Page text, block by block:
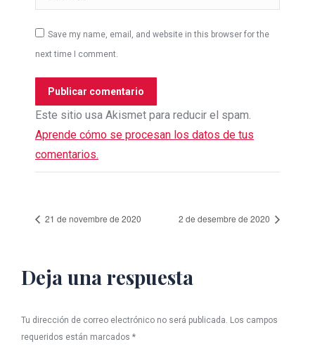
Save my name, email, and website in this browser for the
next time I comment.
Publicar comentario
Este sitio usa Akismet para reducir el spam.
Aprende cómo se procesan los datos de tus
comentarios.
21 de novembre de 2020 2 de desembre de 2020
Deja una respuesta
Tu dirección de correo electrónico no será publicada. Los campos
requeridos están marcados *